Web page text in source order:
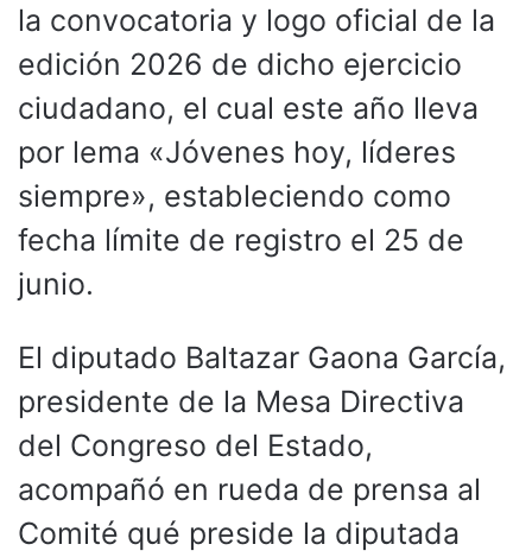
la convocatoria y logo oficial de la
edición 2026 de dicho ejercicio
ciudadano, el cual este año lleva
por lema «Jóvenes hoy, líderes
siempre», estableciendo como
fecha límite de registro el 25 de
junio.
El diputado Baltazar Gaona García,
presidente de la Mesa Directiva
del Congreso del Estado,
acompañó en rueda de prensa al
Comité qué preside la diputada